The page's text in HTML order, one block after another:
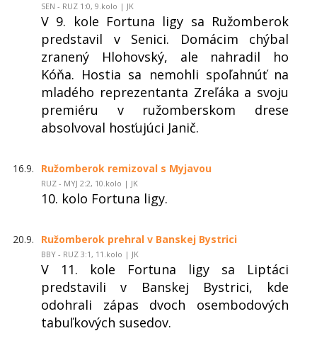
SEN - RUZ 1:0, 9.kolo | JK
V 9. kole Fortuna ligy sa Ružomberok
predstavil v Senici. Domácim chýbal
zranený Hlohovský, ale nahradil ho
Kóňa. Hostia sa nemohli spoľahnúť na
mladého reprezentanta Zreľáka a svoju
premiéru v ružomberskom drese
absolvoval hosťujúci Janič.
16.9. Ružomberok remizoval s Myjavou
RUZ - MYJ 2:2, 10.kolo | JK
10. kolo Fortuna ligy.
20.9. Ružomberok prehral v Banskej Bystrici
BBY - RUZ 3:1, 11.kolo | JK
V 11. kole Fortuna ligy sa Liptáci
predstavili v Banskej Bystrici, kde
odohrali zápas dvoch osembodových
tabuľkových susedov.